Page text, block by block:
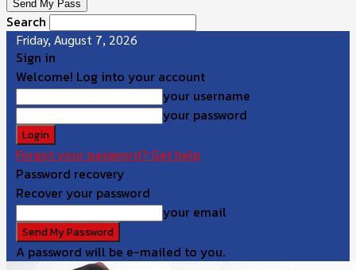
Search
Friday, August 7, 2026
Sign in
Welcome! Log into your account
your username
your password
Forgot your password? Get help
Password recovery
Recover your password
your email
A password will be e-mailed to you.